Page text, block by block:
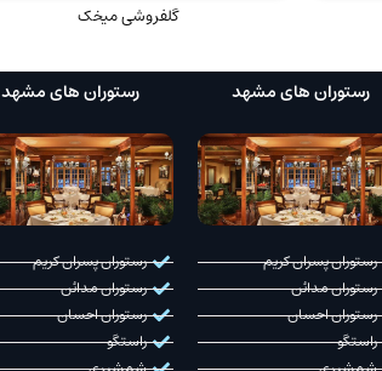
گلفروشی میخک
رستوران های مشهد
رستوران پسران کریم
رستوران مدائن
رستوران احسان
راستگو
رستوران های مشهد
رستوران پسران کریم
رستوران مدائن
رستوران احسان
راستگو